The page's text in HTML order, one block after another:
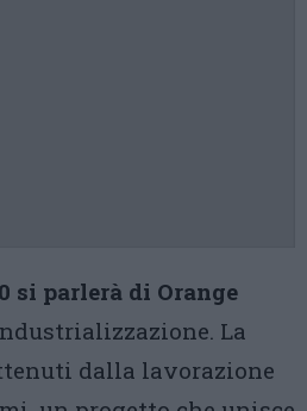
si parlerà di Orange
La
dalla lavorazione